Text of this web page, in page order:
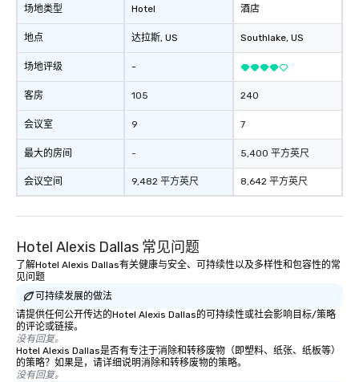
modern edge. By
Nouveau Jazz, you
a band; you are
the music is
cocktails and
engaged and
decades of
weddings all over the
mood for your "I do"
for dinner which lead
Pop Nouveau will be
场地类型
地点
场地评级
客房
会议室
最大的房间
会议空间
Hotel
达拉斯, US
-
105
9
-
9,482 平方英尺
酒店
Southlake, US
240
7
5,400 平方英尺
8,642 平方英尺
Hotel Alexis Dallas 常见问题
了解Hotel Alexis Dallas有关健康与安全、可持续性以及多样性和包容性的常
见问题
可持续发展的做法
请提供任何公开传达的Hotel Alexis Dallas的可持续性或社会影响目标/策略
的评论或链接。
没有回复。
Hotel Alexis Dallas是否有专注于消除和转移废物（即塑料、纸张、纸板等）
的策略？如果是，请详细说明消除和转移废物的策略。
没有回复。